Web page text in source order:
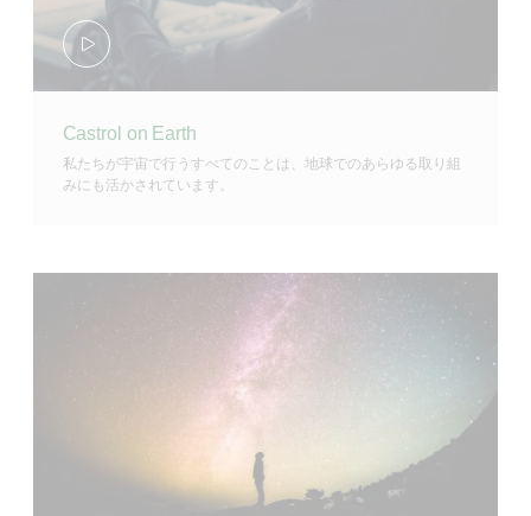
Castrol on Earth
私たちが宇宙で行うすべてのことは、地球でのあらゆる取り組
みにも活かされています。